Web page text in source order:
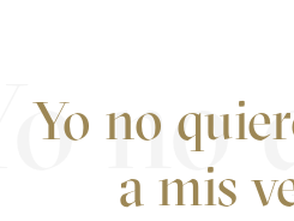
Yo no
a mis